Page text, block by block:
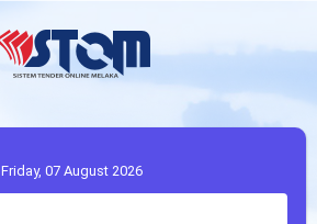
Friday, 07 August 2026